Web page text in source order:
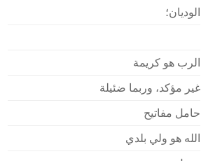
الوديان؛
الرب هو كريمة
غير مؤكد، وربما ضئيلة
حامل مفاتيح
الله هو ولي بلدي